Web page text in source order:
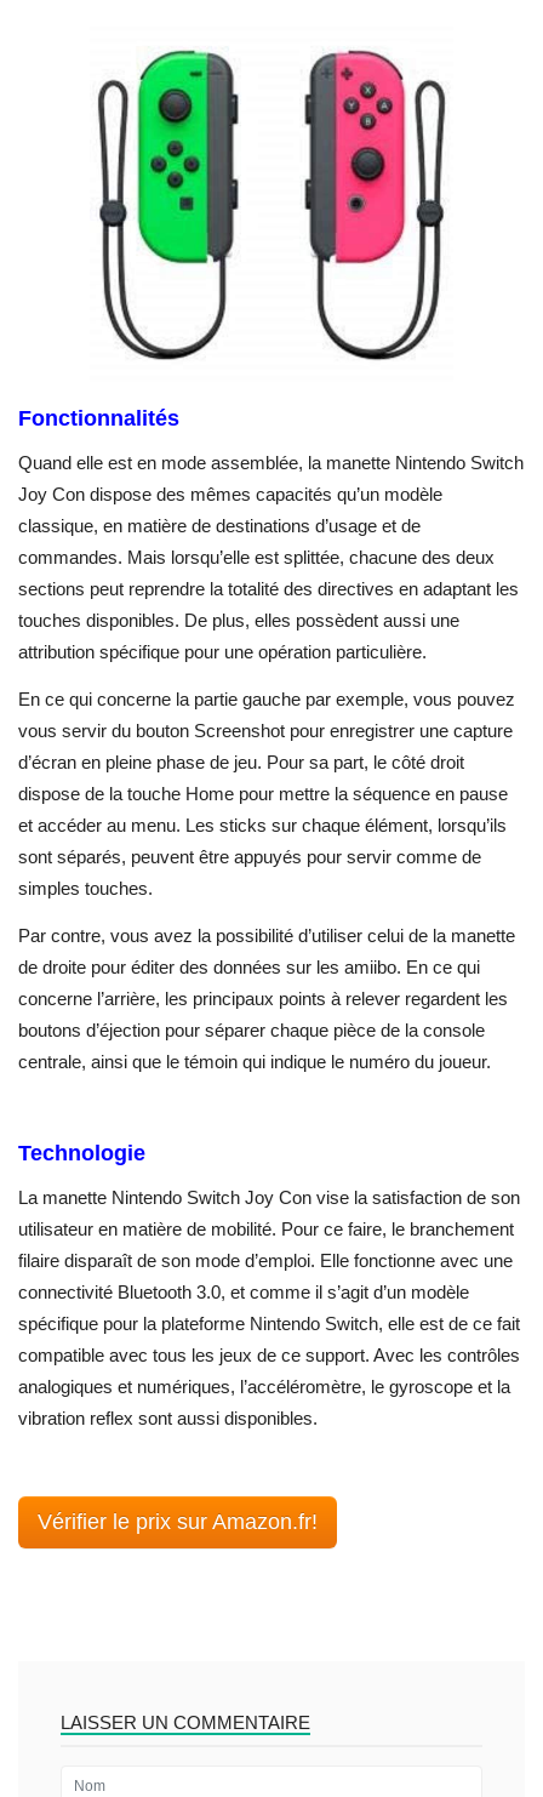
Fonctionnalités
Quand elle est en mode assemblée, la manette Nintendo Switch
Joy Con dispose des mêmes capacités qu’un modèle
classique, en matière de destinations d’usage et de
commandes. Mais lorsqu’elle est splittée, chacune des deux
sections peut reprendre la totalité des directives en adaptant les
touches disponibles. De plus, elles possèdent aussi une
attribution spécifique pour une opération particulière.
En ce qui concerne la partie gauche par exemple, vous pouvez
vous servir du bouton Screenshot pour enregistrer une capture
d’écran en pleine phase de jeu. Pour sa part, le côté droit
dispose de la touche Home pour mettre la séquence en pause
et accéder au menu. Les sticks sur chaque élément, lorsqu’ils
sont séparés, peuvent être appuyés pour servir comme de
simples touches.
Par contre, vous avez la possibilité d’utiliser celui de la manette
de droite pour éditer des données sur les amiibo. En ce qui
concerne l’arrière, les principaux points à relever regardent les
boutons d’éjection pour séparer chaque pièce de la console
centrale, ainsi que le témoin qui indique le numéro du joueur.
Technologie
La manette Nintendo Switch Joy Con vise la satisfaction de son
utilisateur en matière de mobilité. Pour ce faire, le branchement
filaire disparaît de son mode d’emploi. Elle fonctionne avec une
connectivité Bluetooth 3.0, et comme il s’agit d’un modèle
spécifique pour la plateforme Nintendo Switch, elle est de ce fait
compatible avec tous les jeux de ce support. Avec les contrôles
analogiques et numériques, l’accéléromètre, le gyroscope et la
vibration reflex sont aussi disponibles.
Vérifier le prix sur Amazon.fr!
LAISSER UN COMMENTAIRE